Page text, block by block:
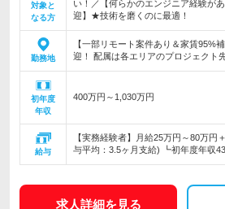
対象と
なる方
い！／【何らかのエンジニア経験が
迎】★技術を磨くのに最適！
勤務地
【一部リモート案件あり＆家賃95%
迎！ 配属は各エリアのプロジェクト
初年度
年収
400万円～1,030万円
給与
【実務経験者】月給25万円～80万円
与平均：3.5ヶ月支給) ┗初年度年収
求人詳細を見る